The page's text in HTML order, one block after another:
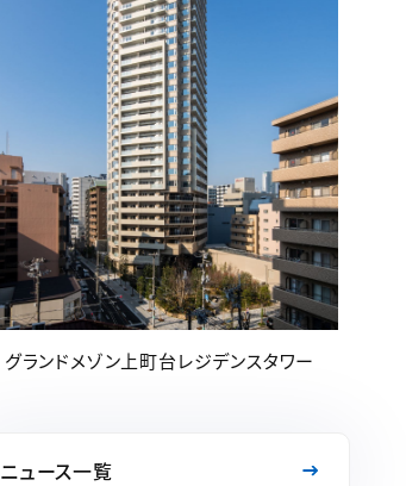
グランドメゾン上町台レジデンスタワー
ニュース一覧